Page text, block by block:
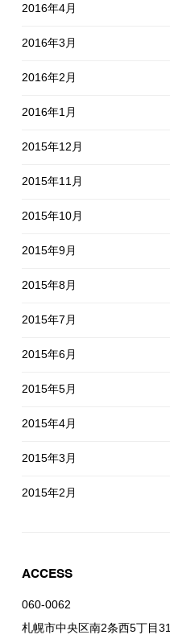
2016年4月
2016年3月
2016年2月
2016年1月
2015年12月
2015年11月
2015年10月
2015年9月
2015年8月
2015年7月
2015年6月
2015年5月
2015年4月
2015年3月
2015年2月
ACCESS
060-0062
札幌市中央区南2条西5丁目31